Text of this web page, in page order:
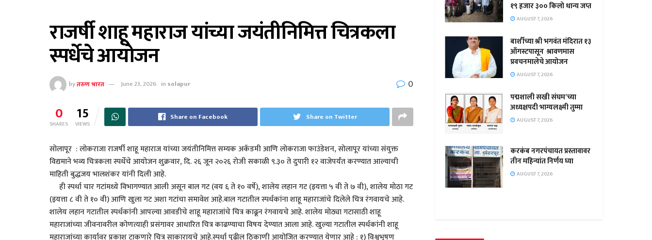
राजर्षी शाहू महाराज यांच्या जयंतीनिमित्त चित्रकला
स्पर्धेचे आयोजन
byतरुण भारत June 23, 2026 in solapur 0
0
SHARES 15
VIEWS
Share on Facebook Share on Twitter
सोलापूर : लोकराजा राजर्षी शाहू महाराज यांच्या जयंतीनिमित्त सम्यक अकॅडमी आणि लोकराजा फाउंडेशन, सोलापूर यांच्या संयुक्त
विद्यमाने भव्य चित्रकला स्पर्धेचे आयोजन शुक्रवार, दि. २६ जून २०२६ रोजी सकाळी ९.३० ते दुपारी १२ वाजेपर्यंत करण्यात आल्याची
माहिती बुद्धजय भालशंकर यांनी दिली आहे.
ही स्पर्धा चार गटांमध्ये विभागण्यात आली असून बाल गट (वय ६ ते १० वर्षे), शालेय लहान गट (इयत्ता ५ वी ते ७ वी), शालेय मोठा गट
(इयत्ता ८ वी ते १० वी) आणि खुला गट अशा गटांचा समावेश आहे.बाल गटातील स्पर्धकांना शाहू महाराजांचे दिलेले चित्र रंगवायचे आहे.
शालेय लहान गटातील स्पर्धकांनी आपल्या आवडीचे शाहू महाराजांचे चित्र काढून रंगवायचे आहे. शालेय मोठ्या गटासाठी शाहू
महाराजांच्या जीवनावरील कोणत्याही प्रसंगावर आधारित चित्र काढण्याचा विषय देण्यात आला आहे. खुल्या गटातील स्पर्धकांनी शाहू
महाराजांच्या कार्यावर प्रकाश टाकणारे चित्र साकारायचे आहे.स्पर्धा पुढील ठिकाणी आयोजित करण्यात येणार आहे : १) विश्वभूषण
१९ हजार ३०० किलो धान्य जप्त
AUGUST 7, 2026
बार्शीच्या श्री भगवंत मंदिरात १३
ऑगस्टपासून श्रावणमास
प्रवचनमालेचे आयोजन
AUGUST 7, 2026
पद्मशाली सखी संघम’च्या
अध्यक्षपदी भाग्यलक्ष्मी तुम्मा
AUGUST 7, 2026
करकंब नगरपंचायत प्रस्तावावर
तीन महिन्यांत निर्णय घ्या
AUGUST 7, 2026